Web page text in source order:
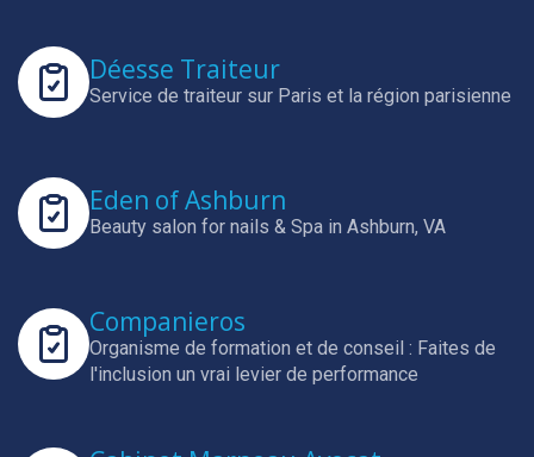
Déesse Traiteur
Service de traiteur sur Paris et la région parisienne
Eden of Ashburn
Beauty salon for nails & Spa in Ashburn, VA
Companieros
Organisme de formation et de conseil : Faites de
l'inclusion un vrai levier de performance